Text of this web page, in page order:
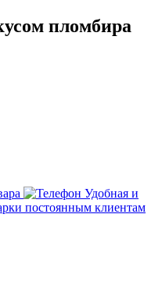
пломбира
Удобная и
постоянным клиентам